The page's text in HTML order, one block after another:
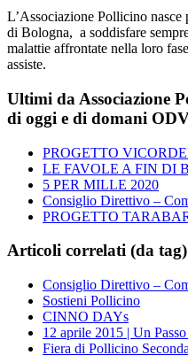
L’Associazione Pollicino
di Bologna, a soddisfare
malattie affrontate nella loro
assiste.
Ultimi da Associazione
di oggi e di domani
PROGETTO
LE FAVOLE A FIN DI
5 PER MILLE 2020
Consiglio Direttivo –
PROGETTO
Articoli correlati (da tag)
Consiglio Direttivo –
Sostieni Pollicino
CINNO DAYs
12 aprile 2015 | Un
Fiera di Pollicino